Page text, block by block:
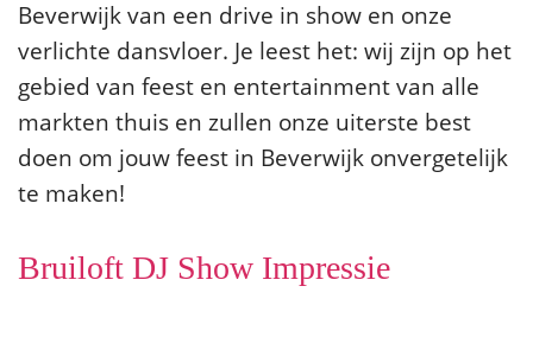
Beverwijk van een drive in show en onze
verlichte dansvloer. Je leest het: wij zijn op het
gebied van feest en entertainment van alle
markten thuis en zullen onze uiterste best
doen om jouw feest in Beverwijk onvergetelijk
te maken!
Bruiloft DJ Show Impressie